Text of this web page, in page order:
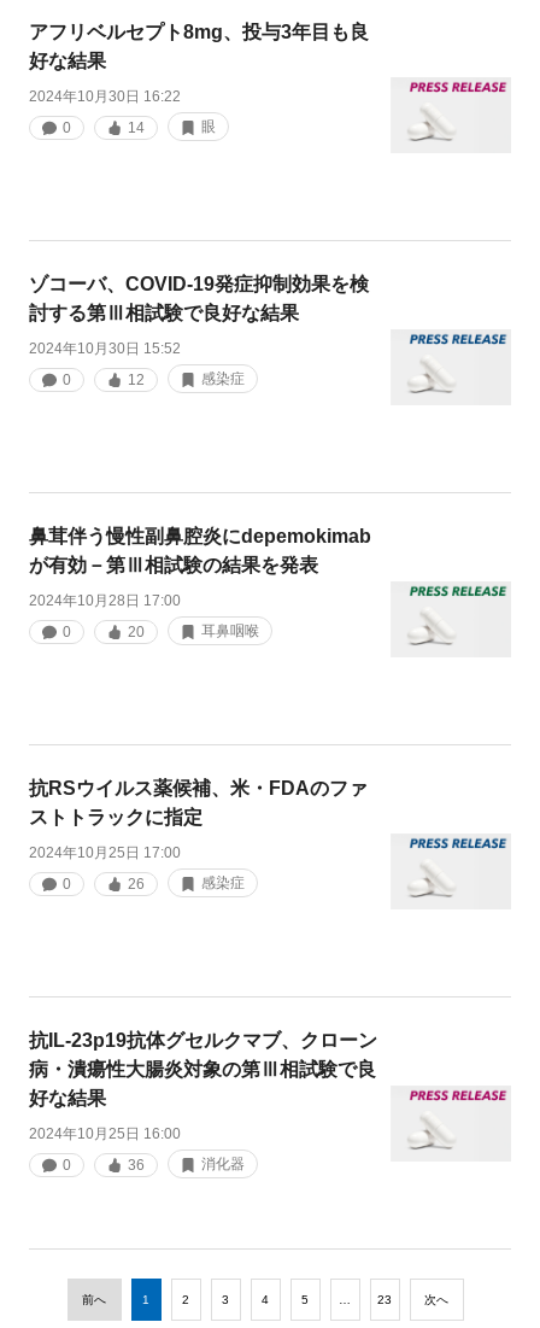
アフリベルセプト8mg、投与3年目も良
好な結果
2024年10月30日 16:22
0
14 眼
ゾコーバ、COVID-19発症抑制効果を検
討する第Ⅲ相試験で良好な結果
2024年10月30日 15:52
0
12 感染症
鼻茸伴う慢性副鼻腔炎にdepemokimab
が有効－第Ⅲ相試験の結果を発表
2024年10月28日 17:00
0
20 耳鼻咽喉
抗RSウイルス薬候補、米・FDAのファ
ストトラックに指定
2024年10月25日 17:00
0
26 感染症
抗IL-23p19抗体グセルクマブ、クローン
病・潰瘍性大腸炎対象の第Ⅲ相試験で良
好な結果
2024年10月25日 16:00
0
36 消化器
前へ 1 2 3 4 5 … 23 次へ